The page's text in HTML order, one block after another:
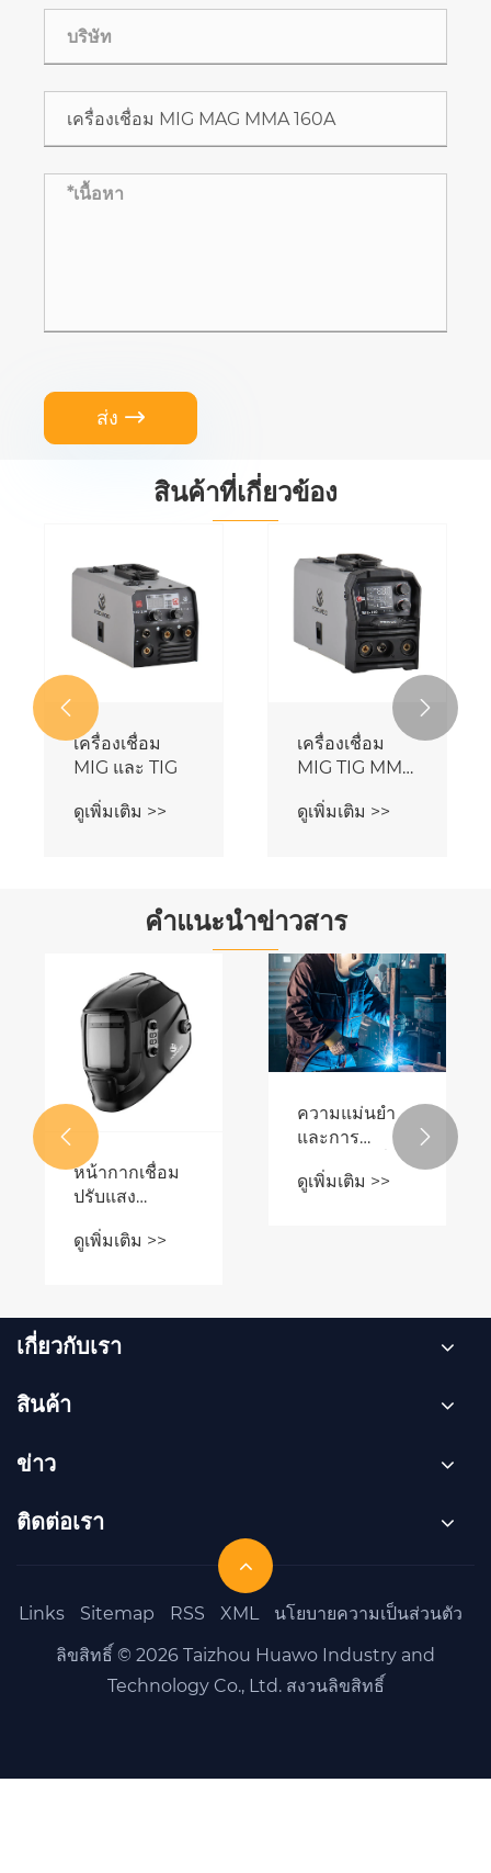
ส่ง 
สินค้าที่เกี่ยวข้อง
เครื่องเชื่อม
MIG MAG
MMA ขนาด
ดูเพิ่มเติม >>
เครื่องเชื่อม
MIG MAG
MMA ขนาด
250A
ดูเพิ่มเติม >>
 
คำแนะนำข่าวสาร
ถุงมือเชื่อมแบบ
สติ๊กช่วยเพิ่ม
ความปลอดภัย
และ
ประสิทธิภาพได้
อย่างไร
ดูเพิ่มเติม >>
อะไรทำให้
เครื่องตัด
พลาสมาอากาศ
จำเป็นสำหรับ
งานโลหะสมัย
ใหม่
 
เกี่ยวกับเรา
สินค้า
ข่าว
ติดต่อเรา
Links Sitemap RSS XML
นโยบายความเป็นส่วนตัว
ลิขสิทธิ์ © 2026 Taizhou Huawo Industry and
Technology Co., Ltd. สงวนลิขสิทธิ์